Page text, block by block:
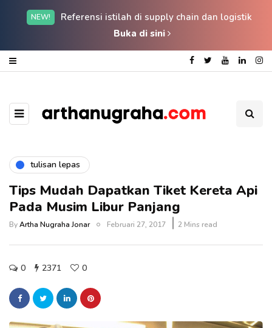
NEW!
Referensi istilah di supply chain dan logistik
Buka di sini
tulisan lepas
Tips Mudah Dapatkan Tiket Kereta Api
Pada Musim Libur Panjang
ByArtha Nugraha Jonar Februari 27, 2017 2 Mins read
0 2371 0